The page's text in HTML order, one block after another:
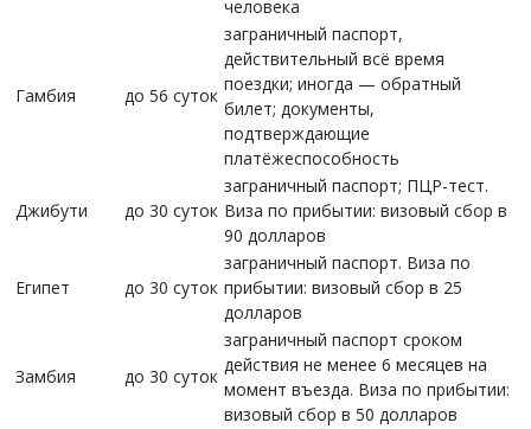
человека
Гамбия до 56 суток
заграничный паспорт,
действительный всё время
поездки; иногда — обратный
билет; документы,
подтверждающие
платёжеспособность
Джибути до 30 суток
заграничный паспорт; ПЦР-тест.
Виза по прибытии: визовый сбор в
90 долларов
Египет до 30 суток
заграничный паспорт. Виза по
прибытии: визовый сбор в 25
долларов
Замбия до 30 суток
заграничный паспорт сроком
действия не менее 6 месяцев на
момент въезда. Виза по прибытии:
визовый сбор в 50 долларов